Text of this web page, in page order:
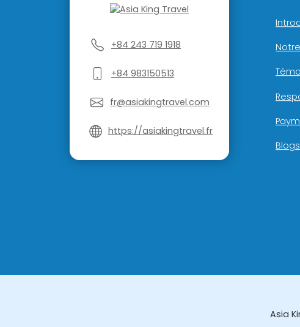
+84 243 719 1918
+84 983150513
fr@asiakingtravel.com
https://asiakingtravel.fr
Blogs
Asia